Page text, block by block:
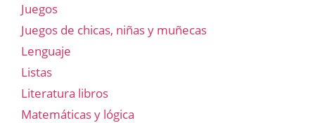
Juegos
Juegos de chicas, niñas y muñecas
Lenguaje
Listas
Literatura libros
Matemáticas y lógica